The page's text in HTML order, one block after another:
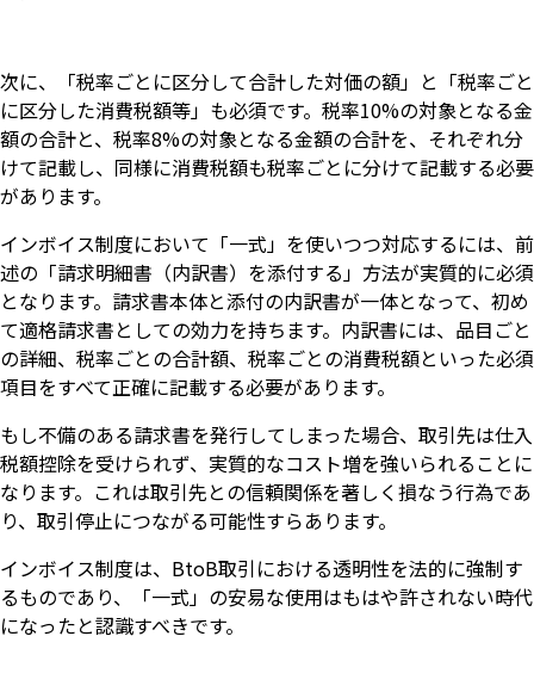
次に、「税率ごとに区分して合計した対価の額」と「税率ごと
に区分した消費税額等」も必須です。税率10%の対象となる金
額の合計と、税率8%の対象となる金額の合計を、それぞれ分
けて記載し、同様に消費税額も税率ごとに分けて記載する必要
があります。
インボイス制度において「一式」を使いつつ対応するには、前
述の「請求明細書（内訳書）を添付する」方法が実質的に必須
となります。請求書本体と添付の内訳書が一体となって、初め
て適格請求書としての効力を持ちます。内訳書には、品目ごと
の詳細、税率ごとの合計額、税率ごとの消費税額といった必須
項目をすべて正確に記載する必要があります。
もし不備のある請求書を発行してしまった場合、取引先は仕入
税額控除を受けられず、実質的なコスト増を強いられることに
なります。これは取引先との信頼関係を著しく損なう行為であ
り、取引停止につながる可能性すらあります。
インボイス制度は、BtoB取引における透明性を法的に強制す
るものであり、「一式」の安易な使用はもはや許されない時代
になったと認識すべきです。